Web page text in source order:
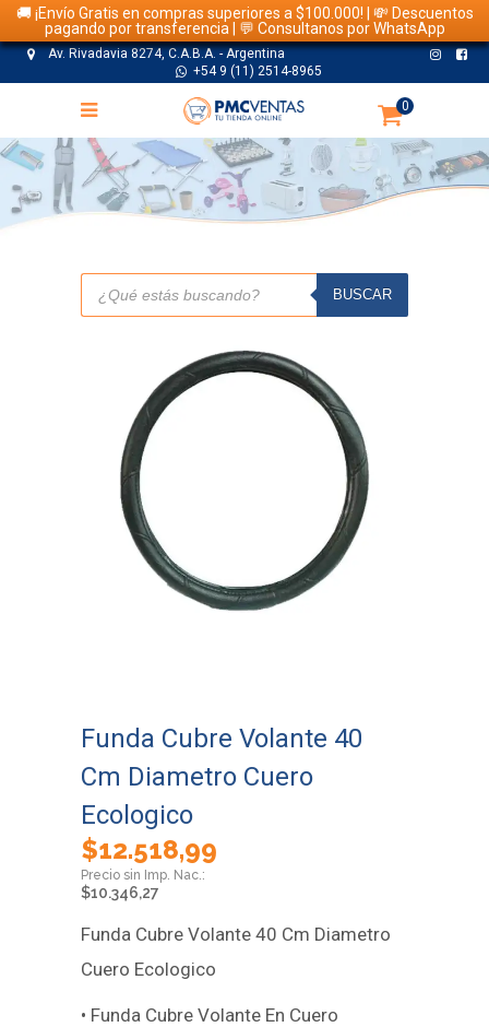
🚚 ¡Envío Gratis en compras superiores a $100.000! | 💸 Descuentos
pagando por transferencia | 💬 Consultanos por WhatsApp
Av. Rivadavia 8274, C.A.B.A. - Argentina
+54 9 (11) 2514-8965
0
TIENDA
Búsqueda
productos
BUSCAR
Funda Cubre Volante 40
Cm Diametro Cuero
Ecologico
$12.518,99
$10.346,27
Funda Cubre Volante 40 Cm Diametro
Cuero Ecologico
• Funda Cubre Volante En Cuero